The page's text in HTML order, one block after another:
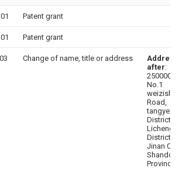
Patent grant
Patent grant
Change of name, title or address
Address
after:
250000
No.1
weizishan
Road,
tangyexin
District,
Licheng
District,
Jinan City,
Shandong
Province